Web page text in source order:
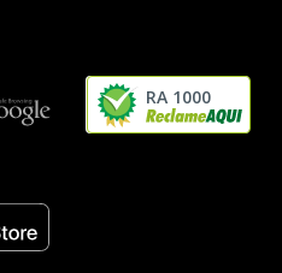
RA 1000